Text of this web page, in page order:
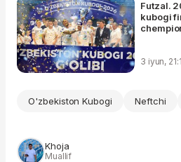
Futzal.
kubogi
3 iyun,
O'zbekiston Kubogi Neftchi
Khoja
Muallif